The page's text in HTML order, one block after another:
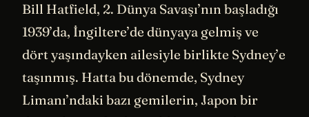
Bill Hatfield, 2. Dünya Savaşı’nın başladığı
1939’da, İngiltere’de dünyaya gelmiş ve
dört yaşındayken ailesiyle birlikte Sydney’e
taşınmış. Hatta bu dönemde, Sydney
Limanı’ndaki bazı gemilerin, Japon bir